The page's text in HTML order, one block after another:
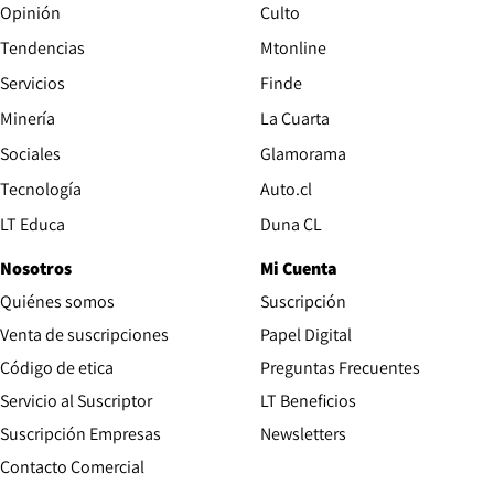
Opinión
Tendencias
Servicios
Minería
Sociales
Tecnología
LT Educa
Culto
Mtonline
Finde
La Cuarta
Glamorama
Auto.clOpens in new window
Duna CLOpens in new window
Nosotros
Quiénes somos
Venta de suscripciones
Código de etica Opens in new window
Servicio al Suscriptor
Suscripción Empresas
Contacto ComercialOpens in new window
Mi Cuenta
Suscripción
Papel DigitalOpens in new
Preguntas Frecuentes
LT Beneficios
Newsletters